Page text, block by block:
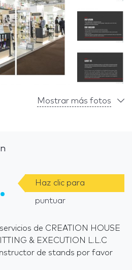
Mostrar más fotos
Haz clic para
puntuar
de CREATION HOUSE
& EXECUTION L.L.C
de stands por favor